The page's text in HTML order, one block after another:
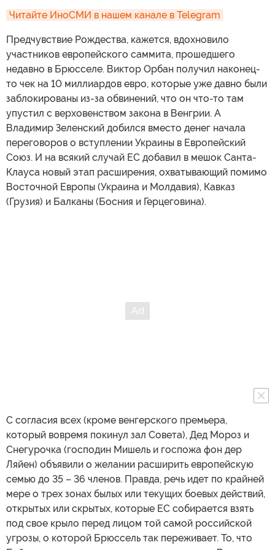
Читайте ИноСМИ в нашем канале в Telegram
Предчувствие Рождества, кажется, вдохновило
участников европейского саммита, прошедшего
недавно в Брюсселе. Виктор Орбан получил наконец-
то чек на 10 миллиардов евро, которые уже давно были
заблокированы из-за обвинений, что он что-то там
упустил с верховенством закона в Венгрии. А
Владимир Зеленский добился вместо денег начала
переговоров о вступлении Украины в Европейский
Союз. И на всякий случай ЕС добавил в мешок Санта-
Клауса новый этап расширения, охватывающий помимо
Восточной Европы (Украина и Молдавия), Кавказ
(Грузия) и Балканы (Босния и Герцеговина).
С согласия всех (кроме венгерского премьера,
который вовремя покинул зал Совета), Дед Мороз и
Снегурочка (господин Мишель и госпожа фон дер
Ляйен) объявили о желании расширить европейскую
семью до 35 – 36 членов. Правда, речь идет по крайней
мере о трех зонах былых или текущих боевых действий,
открытых или скрытых, которые ЕС собирается взять
под свое крыло перед лицом той самой российской
угрозы, о которой Брюссель так переживает. То, что